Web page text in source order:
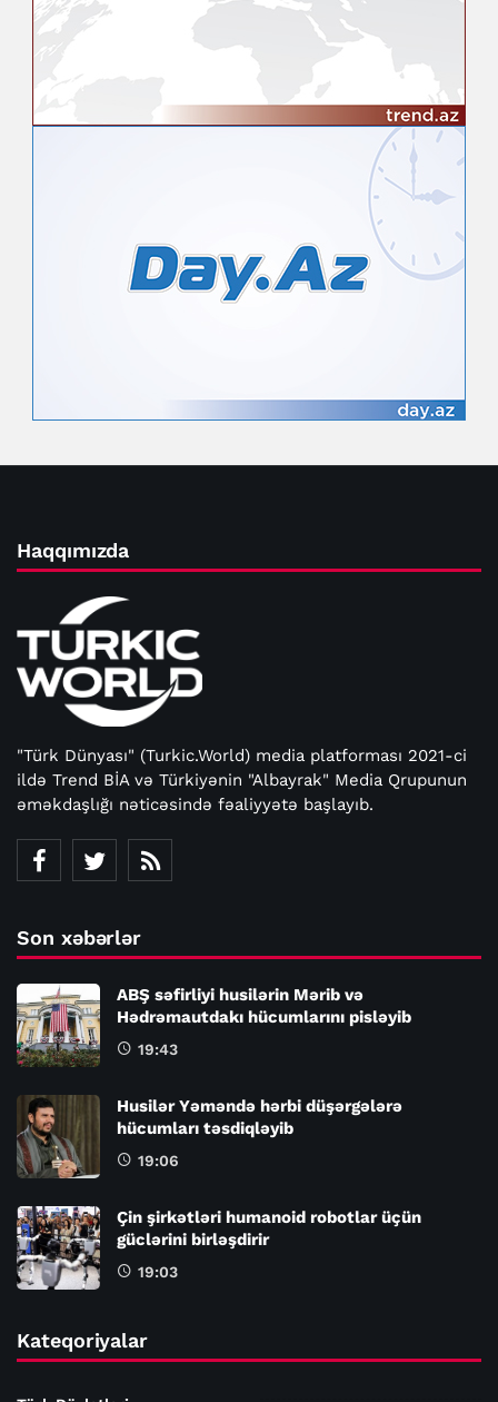
Haqqımızda
"Türk Dünyası" (Turkic.World) media platforması 2021-ci
ildə Trend BİA və Türkiyənin "Albayrak" Media Qrupunun
əməkdaşlığı nəticəsində fəaliyyətə başlayıb.
Son xəbərlər
ABŞ səfirliyi husilərin Mərib və
Hədrəmautdakı hücumlarını pisləyib
19:43
Husilər Yəməndə hərbi düşərgələrə
hücumları təsdiqləyib
19:06
Çin şirkətləri humanoid robotlar üçün
güclərini birləşdirir
19:03
Kateqoriyalar